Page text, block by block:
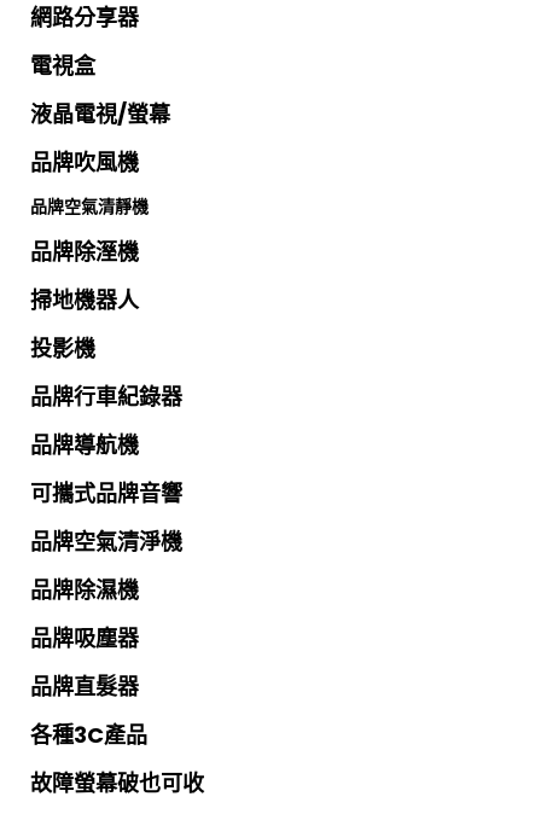
網路分享器
電視盒
液晶電視/螢幕
品牌吹風機
品牌空氣清靜機
品牌除溼機
掃地機器人
投影機
品牌行車紀錄器
品牌導航機
可攜式品牌音響
品牌空氣清淨機
品牌除濕機
品牌吸塵器
品牌直髮器
各種3C產品
故障螢幕破也可收